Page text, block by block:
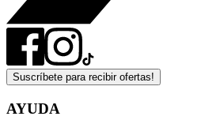
Suscríbete para recibir ofertas!
AYUDA